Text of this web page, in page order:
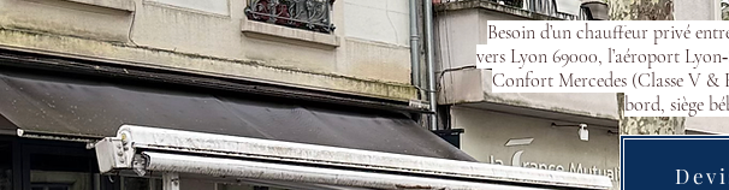
Besoin d’un chauffeur privé
vers Lyon 69000, l’aéroport
Confort Mercedes (Classe V &
bord, siège